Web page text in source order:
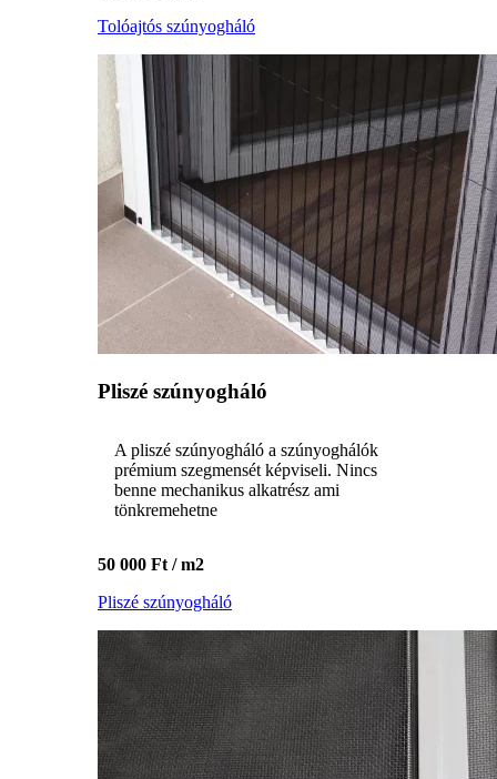
Tolóajtós szúnyogháló
Pliszé szúnyogháló
A pliszé szúnyogháló a szúnyoghálók
prémium szegmensét képviseli. Nincs
benne mechanikus alkatrész ami
tönkremehetne
50 000 Ft / m2
Pliszé szúnyogháló